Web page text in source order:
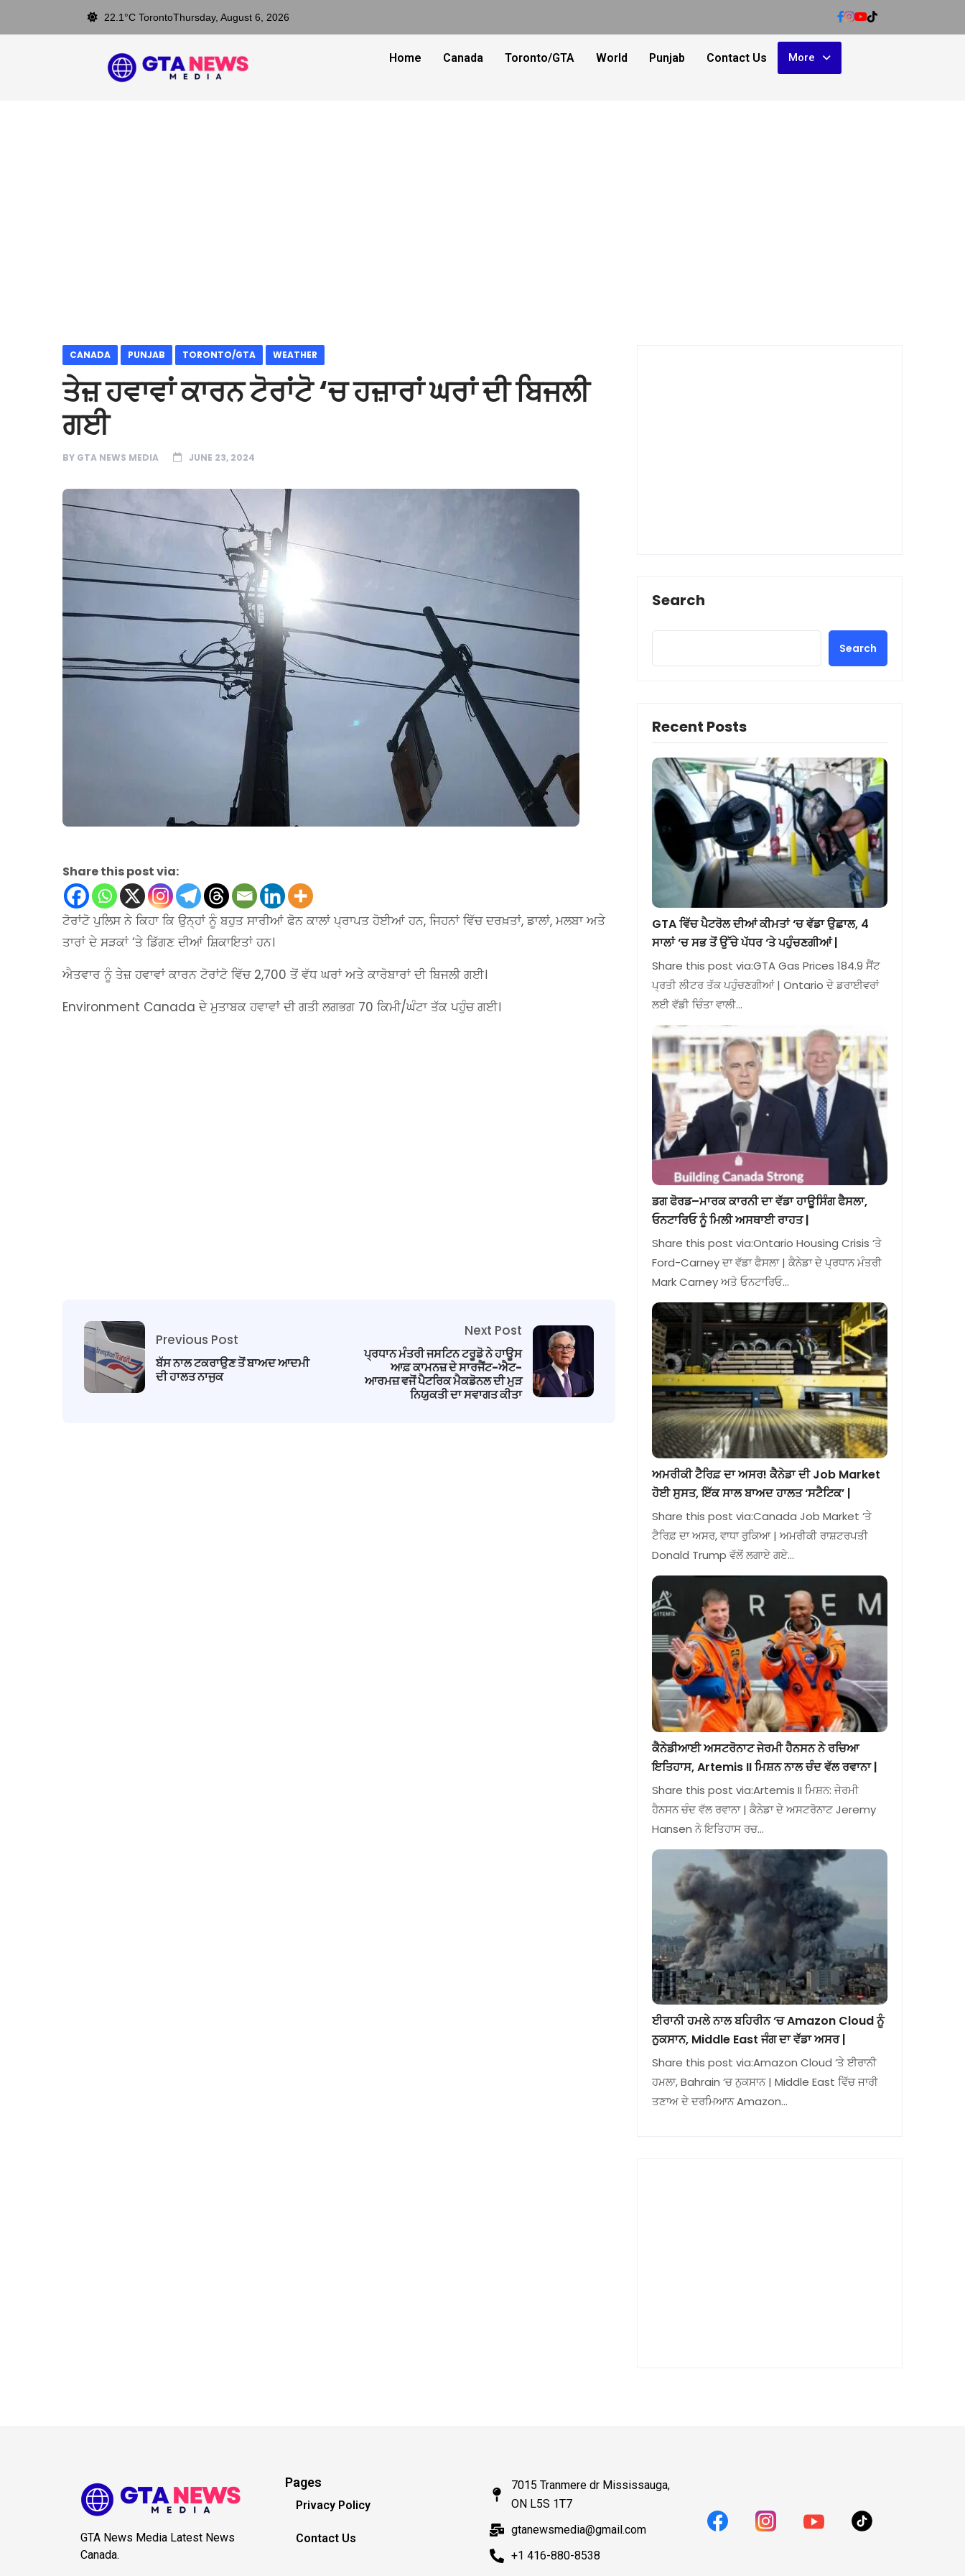
22.1°C TorontoThursday, August 6, 2026
Home Canada Toronto/GTA World Punjab Contact Us More
CANADA PUNJAB TORONTO/GTA WEATHER
ਤੇਜ਼ ਹਵਾਵਾਂ ਕਾਰਨ ਟੋਰਾਂਟੋ ‘ਚ ਹਜ਼ਾਰਾਂ ਘਰਾਂ ਦੀ ਬਿਜਲੀ
ਗਈ
BY GTA NEWS MEDIA JUNE 23, 2024
Share this post via:
ਟੋਰਾਂਟੋ ਪੁਲਿਸ ਨੇ ਕਿਹਾ ਕਿ ਉਨ੍ਹਾਂ ਨੂੰ ਬਹੁਤ ਸਾਰੀਆਂ ਫੋਨ ਕਾਲਾਂ ਪ੍ਰਾਪਤ ਹੋਈਆਂ ਹਨ, ਜਿਹਨਾਂ ਵਿੱਚ ਦਰਖ਼ਤਾਂ, ਡਾਲਾਂ, ਮਲਬਾ ਅਤੇ
ਤਾਰਾਂ ਦੇ ਸੜਕਾਂ ‘ਤੇ ਡਿੱਗਣ ਦੀਆਂ ਸ਼ਿਕਾਇਤਾਂ ਹਨ।
ਐਤਵਾਰ ਨੂੰ ਤੇਜ਼ ਹਵਾਵਾਂ ਕਾਰਨ ਟੋਰਾਂਟੋ ਵਿੱਚ 2,700 ਤੋਂ ਵੱਧ ਘਰਾਂ ਅਤੇ ਕਾਰੋਬਾਰਾਂ ਦੀ ਬਿਜਲੀ ਗਈ।
Environment Canada ਦੇ ਮੁਤਾਬਕ ਹਵਾਵਾਂ ਦੀ ਗਤੀ ਲਗਭਗ 70 ਕਿਮੀ/ਘੰਟਾ ਤੱਕ ਪਹੁੰਚ ਗਈ।
Previous Post
ਬੱਸ ਨਾਲ ਟਕਰਾਉਣ ਤੋਂ ਬਾਅਦ ਆਦਮੀ
ਦੀ ਹਾਲਤ ਨਾਜੁਕ
Next Post
ਪ੍ਰਧਾਨ ਮੰਤਰੀ ਜਸਟਿਨ ਟਰੂਡੋ ਨੇ ਹਾਊਸ
ਆਫ਼ ਕਾਮਨਜ਼ ਦੇ ਸਾਰਜੈਂਟ-ਐਟ-
ਆਰਮਜ਼ ਵਜੋਂ ਪੈਟਰਿਕ ਮੈਕਡੋਨਲ ਦੀ ਮੁੜ
ਨਿਯੁਕਤੀ ਦਾ ਸਵਾਗਤ ਕੀਤਾ
Search
Search
Recent Posts
GTA ਵਿੱਚ ਪੈਟਰੋਲ ਦੀਆਂ ਕੀਮਤਾਂ ‘ਚ ਵੱਡਾ ਉਛਾਲ, 4
ਸਾਲਾਂ ‘ਚ ਸਭ ਤੋਂ ਉੱਚੇ ਪੱਧਰ ‘ਤੇ ਪਹੁੰਚਣਗੀਆਂ |
Share this post via:GTA Gas Prices 184.9 ਸੈਂਟ
ਪ੍ਰਤੀ ਲੀਟਰ ਤੱਕ ਪਹੁੰਚਣਗੀਆਂ | Ontario ਦੇ ਡਰਾਈਵਰਾਂ
ਲਈ ਵੱਡੀ ਚਿੰਤਾ ਵਾਲੀ…
ਡਗ ਫੋਰਡ–ਮਾਰਕ ਕਾਰਨੀ ਦਾ ਵੱਡਾ ਹਾਊਸਿੰਗ ਫੈਸਲਾ,
ਓਨਟਾਰਿਓ ਨੂੰ ਮਿਲੀ ਅਸਥਾਈ ਰਾਹਤ |
Share this post via:Ontario Housing Crisis ‘ਤੇ
Ford-Carney ਦਾ ਵੱਡਾ ਫੈਸਲਾ | ਕੈਨੇਡਾ ਦੇ ਪ੍ਰਧਾਨ ਮੰਤਰੀ
Mark Carney ਅਤੇ ਓਨਟਾਰਿਓ…
ਅਮਰੀਕੀ ਟੈਰਿਫ਼ ਦਾ ਅਸਰ! ਕੈਨੇਡਾ ਦੀ Job Market
ਹੋਈ ਸੁਸਤ, ਇੱਕ ਸਾਲ ਬਾਅਦ ਹਾਲਤ ‘ਸਟੈਟਿਕ’ |
Share this post via:Canada Job Market ‘ਤੇ
ਟੈਰਿਫ਼ ਦਾ ਅਸਰ, ਵਾਧਾ ਰੁਕਿਆ | ਅਮਰੀਕੀ ਰਾਸ਼ਟਰਪਤੀ
Donald Trump ਵੱਲੋਂ ਲਗਾਏ ਗਏ…
ਕੈਨੇਡੀਆਈ ਅਸਟਰੋਨਾਟ ਜੇਰਮੀ ਹੈਨਸਨ ਨੇ ਰਚਿਆ
ਇਤਿਹਾਸ, Artemis II ਮਿਸ਼ਨ ਨਾਲ ਚੰਦ ਵੱਲ ਰਵਾਨਾ |
Share this post via:Artemis II ਮਿਸ਼ਨ: ਜੇਰਮੀ
ਹੈਨਸਨ ਚੰਦ ਵੱਲ ਰਵਾਨਾ | ਕੈਨੇਡਾ ਦੇ ਅਸਟਰੋਨਾਟ Jeremy
Hansen ਨੇ ਇਤਿਹਾਸ ਰਚ…
ਈਰਾਨੀ ਹਮਲੇ ਨਾਲ ਬਹਿਰੀਨ ‘ਚ Amazon Cloud ਨੂੰ
ਨੁਕਸਾਨ, Middle East ਜੰਗ ਦਾ ਵੱਡਾ ਅਸਰ |
Share this post via:Amazon Cloud ‘ਤੇ ਈਰਾਨੀ
ਹਮਲਾ, Bahrain ‘ਚ ਨੁਕਸਾਨ | Middle East ਵਿੱਚ ਜਾਰੀ
ਤਣਾਅ ਦੇ ਦਰਮਿਆਨ Amazon…
GTA News Media Latest News
Canada.
Pages
Privacy Policy
Contact Us
7015 Tranmere dr Mississauga,
ON L5S 1T7
gtanewsmedia@gmail.com
+1 416-880-8538